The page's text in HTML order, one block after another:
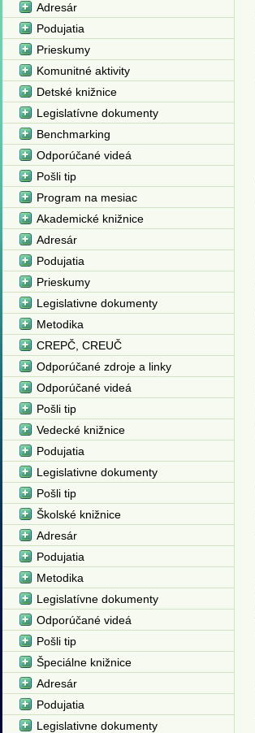
Adresár
Podujatia
Prieskumy
Komunitné aktivity
Detské knižnice
Legislatívne dokumenty
Benchmarking
Odporúčané videá
Pošli tip
Program na mesiac
Akademické knižnice
Adresár
Podujatia
Prieskumy
Legislativne dokumenty
Metodika
CREPČ, CREUČ
Odporúčané zdroje a linky
Odporúčané videá
Pošli tip
Vedecké knižnice
Podujatia
Legislativne dokumenty
Pošli tip
Školské knižnice
Adresár
Podujatia
Metodika
Legislatívne dokumenty
Odporúčané videá
Pošli tip
Špeciálne knižnice
Adresár
Podujatia
Legislativne dokumenty